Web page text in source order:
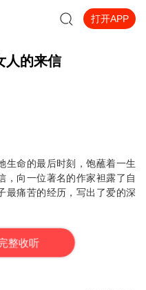
打开APP
人的来信
生命的最后时刻，饱蘸着一生
，向一位著名的作家袒露了自
最痛苦的经历，写出了爱的深
整收听